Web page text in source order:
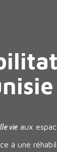
vieaux
à une